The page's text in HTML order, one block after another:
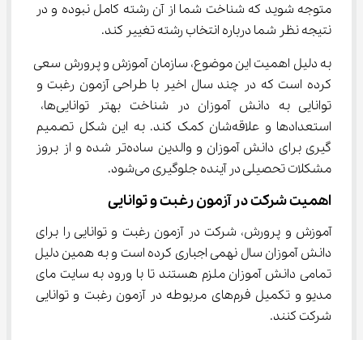
متوجه شوید که شناخت شما از آن رشته کامل نبوده و در
نتیجه نظر شما درباره انتخاب رشته تغییر کند.
به دلیل اهمیت این موضوع، سازمان آموزش و پرورش سعی
کرده است که در چند سال اخیر با طراحی آزمون رغبت و
توانایی به دانش آموزان در شناخت بهتر توانایی‌ها،
استعدادها و علاقه‌شان کمک کند. به این شکل تصمیم
گیری برای دانش آموزان و والدین ساده‌تر شده و از بروز
مشکلات تحصیلی در آینده جلوگیری می‌شود.
اهمیت شرکت در آزمون رغبت و توانایی
آموزش و پرورش، شرکت در آزمون رغبت و توانایی را برای
دانش آموزان سال نهمی اجباری کرده است و به همین دلیل
تمامی دانش آموزان ملزم هستند تا با ورود به سایت مای
مدیو و تکمیل فرم‌های مربوطه در آزمون رغبت و توانایی
شرکت کنند.